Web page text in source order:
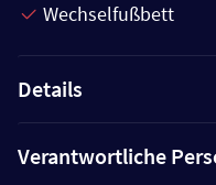
Wechselfußbett
Details
Verantwortliche